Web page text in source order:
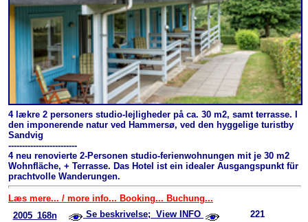
4 lækre 2 personers studio-lejligheder på ca. 30 m2, samt terrasse. I
den imponerende natur ved Hammersø, ved den hyggelige turistby
Sandvig
-------------------------
4 neu renovierte 2-Personen studio-ferienwohnungen mit je 30 m2
Wohnfläche, + Terrasse. Das Hotel ist ein idealer Ausgangspunkt für
prachtvolle Wanderungen.
Læs mere... / more info... Booking... Buchung...
2005_168n
Se beskrivelse; View INFO
221